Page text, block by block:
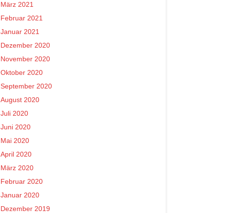
März 2021
Februar 2021
Januar 2021
Dezember 2020
November 2020
Oktober 2020
September 2020
August 2020
Juli 2020
Juni 2020
Mai 2020
April 2020
März 2020
Februar 2020
Januar 2020
Dezember 2019